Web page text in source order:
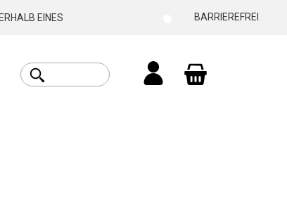
EINES
BARRIEREFREI